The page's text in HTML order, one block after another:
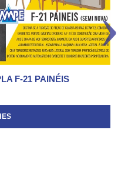
F-21 PAINÉIS